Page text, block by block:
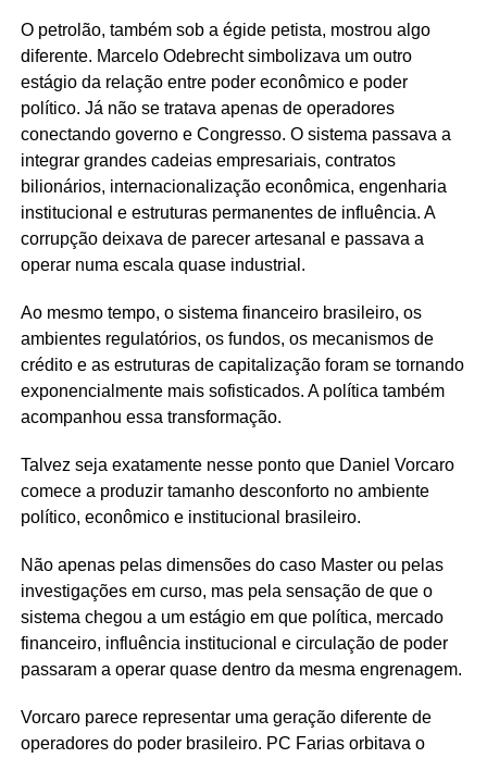
O petrolão, também sob a égide petista, mostrou algo
diferente. Marcelo Odebrecht simbolizava um outro
estágio da relação entre poder econômico e poder
político. Já não se tratava apenas de operadores
conectando governo e Congresso. O sistema passava a
integrar grandes cadeias empresariais, contratos
bilionários, internacionalização econômica, engenharia
institucional e estruturas permanentes de influência. A
corrupção deixava de parecer artesanal e passava a
operar numa escala quase industrial.
Ao mesmo tempo, o sistema financeiro brasileiro, os
ambientes regulatórios, os fundos, os mecanismos de
crédito e as estruturas de capitalização foram se tornando
exponencialmente mais sofisticados. A política também
acompanhou essa transformação.
Talvez seja exatamente nesse ponto que Daniel Vorcaro
comece a produzir tamanho desconforto no ambiente
político, econômico e institucional brasileiro.
Não apenas pelas dimensões do caso Master ou pelas
investigações em curso, mas pela sensação de que o
sistema chegou a um estágio em que política, mercado
financeiro, influência institucional e circulação de poder
passaram a operar quase dentro da mesma engrenagem.
Vorcaro parece representar uma geração diferente de
operadores do poder brasileiro. PC Farias orbitava o